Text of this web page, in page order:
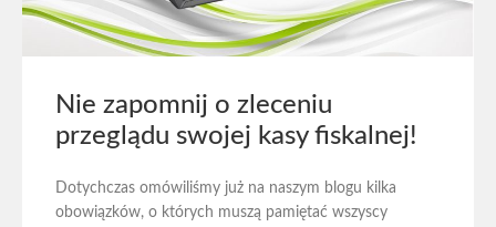
Nie zapomnij o zleceniu
przeglądu swojej kasy fiskalnej!
Dotychczas omówiliśmy już na naszym blogu kilka
obowiązków, o których muszą pamiętać wszyscy